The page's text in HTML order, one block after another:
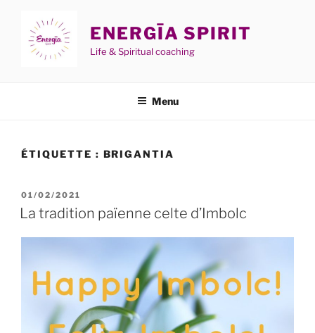
contenu
principal
ENERGĪA SPIRIT
Life & Spiritual coaching
Menu
ÉTIQUETTE : BRIGANTIA
PUBLIÉ
LE
01/02/2021
La tradition païenne celte d’Imbolc